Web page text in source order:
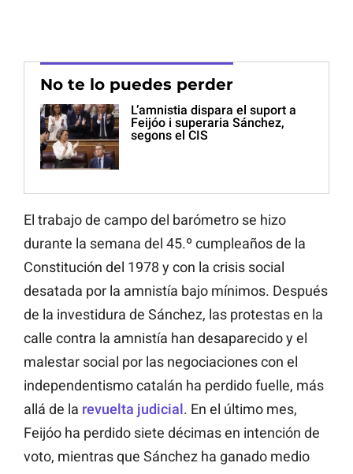
No te lo puedes perder
L’amnistia dispara el suport a
Feijóo i superaria Sánchez,
segons el CIS
El trabajo de campo del barómetro se hizo
durante la semana del 45.º cumpleaños de la
Constitución del 1978 y con la crisis social
desatada por la amnistía bajo mínimos. Después
de la investidura de Sánchez, las protestas en la
calle contra la amnistía han desaparecido y el
malestar social por las negociaciones con el
independentismo catalán ha perdido fuelle, más
allá de la revuelta judicial. En el último mes,
Feijóo ha perdido siete décimas en intención de
voto, mientras que Sánchez ha ganado medio